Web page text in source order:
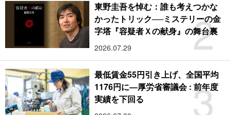
2
東野圭吾を悼む：誰も考えつかな
かったトリック──ミステリーの金
字塔『容疑者Ｘの献身』の舞台裏
2026.07.29
3
最低賃金55円引き上げ、全国平均
1176円に―厚労省審議会 : 前年度
実績を下回る